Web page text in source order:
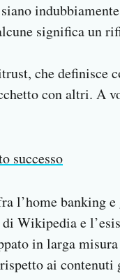
significa un
che definisce
con altri. A
successo
l’home banking
Wikipedia e
in larga
ai contenuti